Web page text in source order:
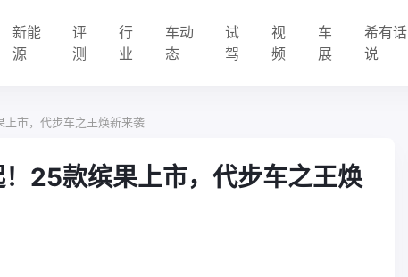
新能
源
评
测
行
业
车动
态
试
驾
视
频
车
展
希有话
说
市，代步车之王焕新来袭
25款缤果上市，代步车之王焕